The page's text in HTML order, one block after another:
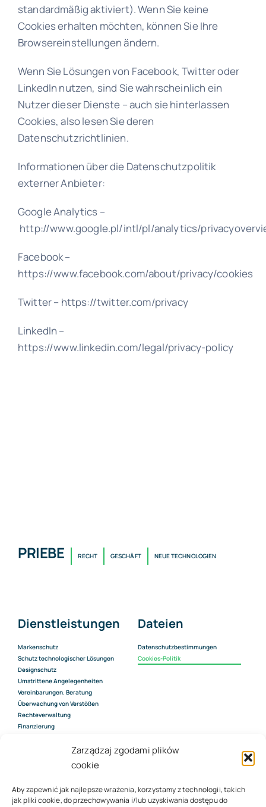
Zarządzaj zgodami plików
cookie
Aby zapewnić jak najlepsze wrażenia, korzystamy z technologii, takich
jak pliki cookie, do przechowywania i/lub uzyskiwania dostępu do
standardmäßig aktiviert). Wenn Sie keine
Cookies erhalten möchten, können Sie Ihre
Browsereinstellungen ändern.
Wenn Sie Lösungen von Facebook, Twitter oder
LinkedIn nutzen, sind Sie wahrscheinlich ein
Nutzer dieser Dienste – auch sie hinterlassen
Cookies, also lesen Sie deren
Datenschutzrichtlinien.
Informationen über die Datenschutzpolitik
externer Anbieter:
Google Analytics –
http://www.google.pl/intl/pl/analytics/
Facebook –
https://www.facebook.com/about/privacy/cookies
Twitter – https://twitter.com/privacy
LinkedIn –
https://www.linkedin.com/legal/privacy-policy
PRIEBE RECHT GESCHÄFT NEUE TECHNOLOGIEN
Dienstleistungen
Markenschutz
Schutz technologischer Lösungen
Designschutz
Umstrittene Angelegenheiten
Vereinbarungen. Beratung
Überwachung von Verstößen
Rechteverwaltung
Finanzierung
Dateien
Datenschutzbestimmungen
Cookies-Politik
Kontakt